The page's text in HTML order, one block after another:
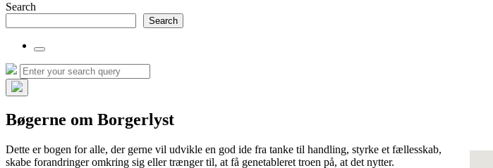
Search
Search
Toggle
the
search
Search
for:
Search
Hide
search
overlay
Bøgerne om Borgerlyst
Dette er bogen for alle, der gerne vil udvikle en god ide fra tanke til handling, styrke et fællesskab,
skabe forandringer omkring sig eller trænger til, at få genetableret troen på, at det nytter.